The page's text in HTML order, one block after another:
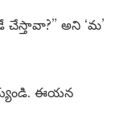
చేస్తావా?” అని ‘మ’
ఈయన